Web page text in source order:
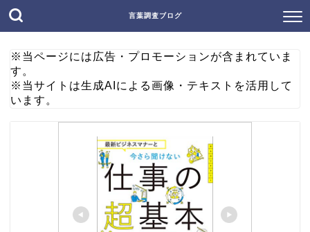
言葉調査ブログ
※当ページには広告・プロモーションが含まれていま
す。
※当サイトは生成AIによる画像・テキストを活用して
います。